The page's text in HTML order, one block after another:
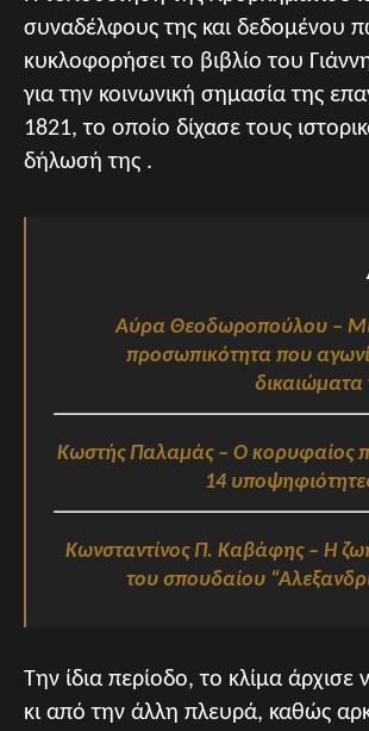
συναδέλφους της και δεδομένου
κυκλοφορήσει το βιβλίο του
για την κοινωνική σημασία της
1821, το οποίο δίχασε τους
δήλωσή της .
Αύρα Θεοδωροπούλου –
προσωπικότητα που
δικαιώματα
Κωστής Παλαμάς – Ο κορυφαίος
14
Κωνσταντίνος Π. Καβάφης – Η
του σπουδαίου
Την ίδια περίοδο, το κλίμα άρχισε
κι από την άλλη πλευρά, καθώς